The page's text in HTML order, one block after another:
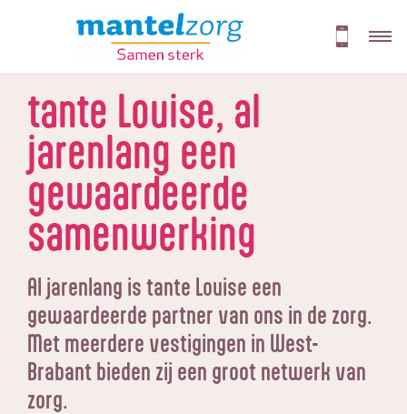
tante Louise, al
jarenlang een
gewaardeerde
samenwerking
Al jarenlang is tante Louise een
gewaardeerde partner van ons in de zorg.
Met meerdere vestigingen in West-
Brabant bieden zij een groot netwerk van
zorg.